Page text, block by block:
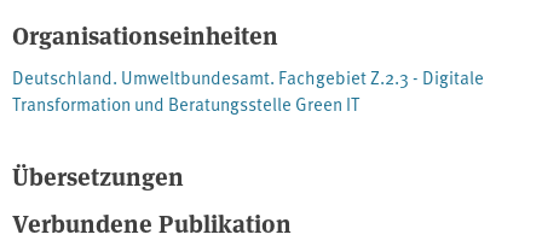
Projekt, dass diese Effekte tief in wachstumsorientierten
Wirtschaftslogiken verankert sind. Effizienzgewinne treiben neue
Anwendungen, steigenden Konsum, wachsenden Datenverkehr
sowie höheren Energie- und Ressourcenbedarf. Die Analyse
eine strategische Kombination aus Effizienz, Suffizienz,
Regulierung, transparenter Information, Kreislaufwirtschaft und
differenzierten Steuern, um Rebound-Effekte digitale Leistungen
Organisationseinheiten
Deutschland. Umweltbundesamt. Fachgebiet Z.2.3 - Digitale
Transformation und Beratungsstelle Green IT
Übersetzungen
Verbundene Publikation